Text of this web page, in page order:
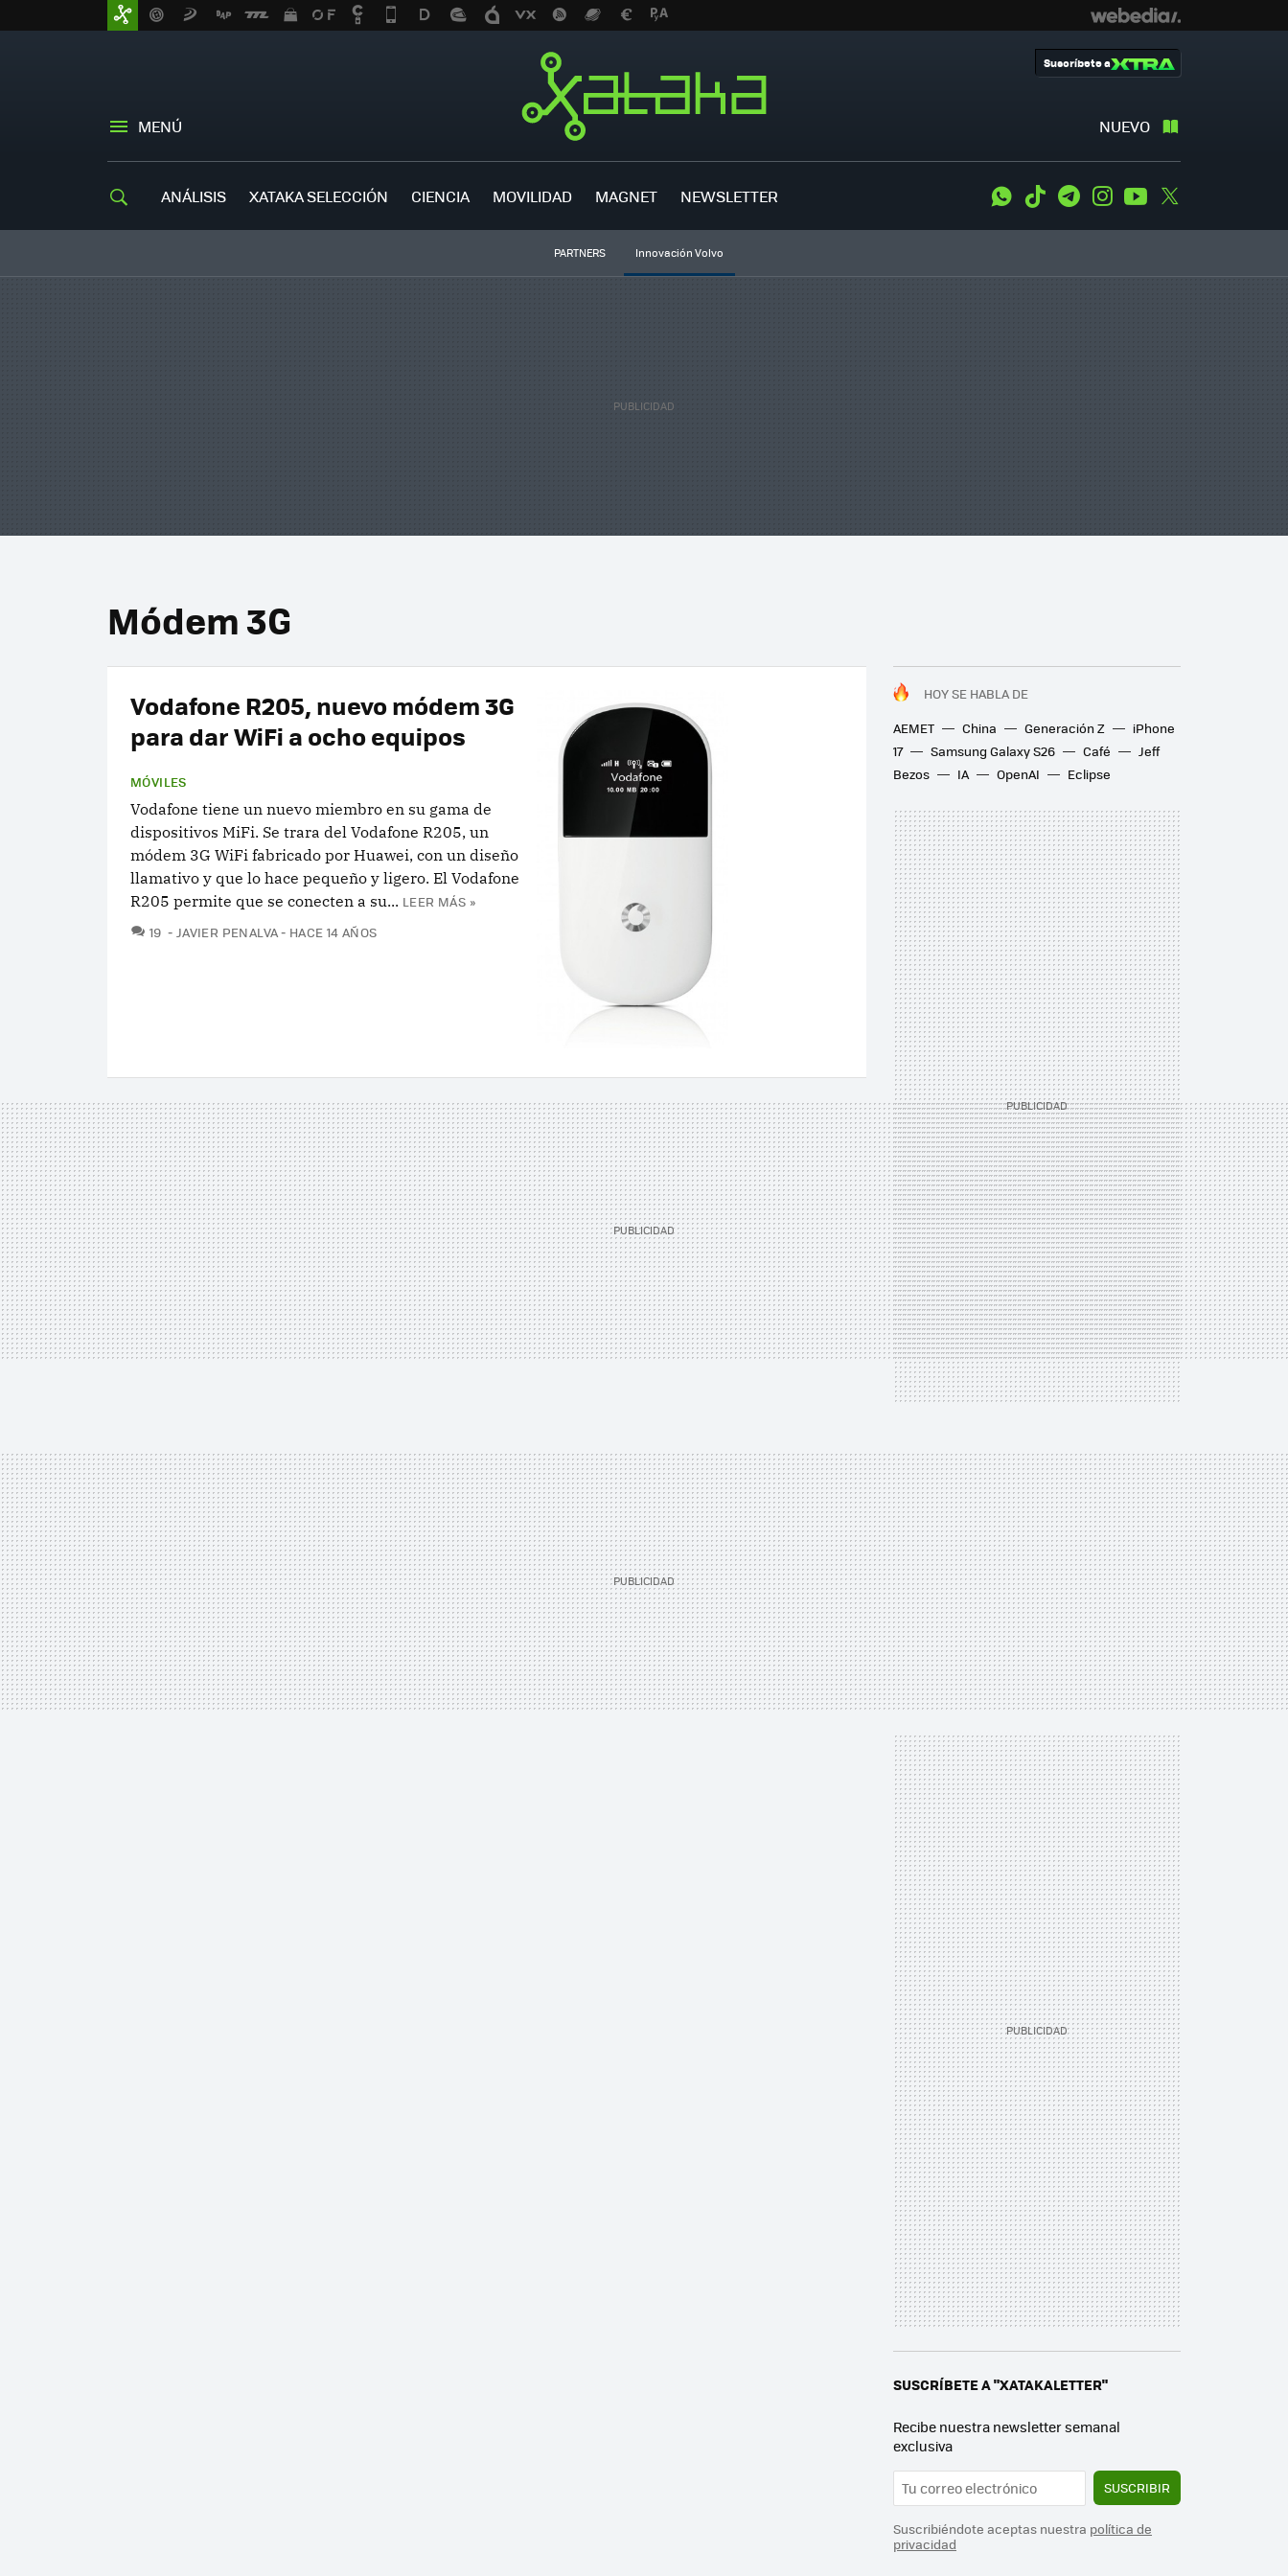
MENÚ NUEVO
Suscríbete a
ANÁLISIS XATAKA SELECCIÓN CIENCIA MOVILIDAD MAGNET NEWSLETTER WhatsApp
Tiktok TelegramInstagramYoutube
PARTNERS Innovación Volvo
Módem 3G
HOY SE HABLA DE
AEMET
China Generación Z
iPhone
17
Samsung Galaxy S26 Café
Jeff
Bezos
IA OpenAI Eclipse
Vodafone R205, nuevo módem 3G
para dar WiFi a ocho equipos
MÓVILES
Vodafone tiene un nuevo miembro en su gama de
dispositivos MiFi. Se trara del Vodafone R205, un
módem 3G WiFi fabricado por Huawei, con un diseño
llamativo y que lo hace pequeño y ligero. El Vodafone
R205 permite que se conecten a su... LEER MÁS »
19 COMENTARIOS
JAVIER PENALVA HACE 14 AÑOS
SUSCRÍBETE A "XATAKALETTER"
Recibe nuestra newsletter semanal
exclusiva
SUSCRIBIR
Suscribiéndote aceptas nuestra política de
privacidad